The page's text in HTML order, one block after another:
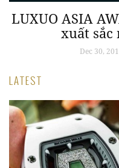
LUXUO ASIA
xuất sắc
Dec 30,
LATEST